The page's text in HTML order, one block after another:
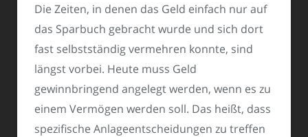
Die Zeiten, in denen das Geld einfach nur auf
das Sparbuch gebracht wurde und sich dort
fast selbstständig vermehren konnte, sind
längst vorbei. Heute muss Geld
gewinnbringend angelegt werden, wenn es zu
einem Vermögen werden soll. Das heißt, dass
spezifische Anlageentscheidungen zu treffen